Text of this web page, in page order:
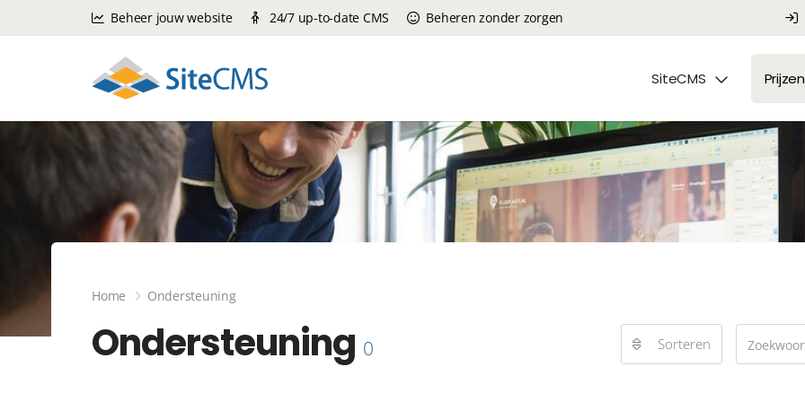
Home Ondersteuning
Ondersteuning 0 Sorteren
Beheer jouw website 24/7 up-to-date CMS Beheren zonder zorgen
SiteCMS Prijzen